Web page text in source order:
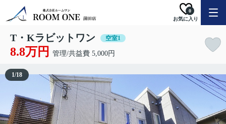
お気に入り
0
T・Kラビットワン 空室1
8.8万円 管理/共益費 5,000円
1/18